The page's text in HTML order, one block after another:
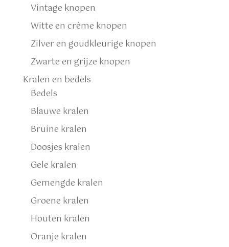
Vintage knopen
Witte en crème knopen
Zilver en goudkleurige knopen
Zwarte en grijze knopen
Kralen en bedels
Bedels
Blauwe kralen
Bruine kralen
Doosjes kralen
Gele kralen
Gemengde kralen
Groene kralen
Houten kralen
Oranje kralen